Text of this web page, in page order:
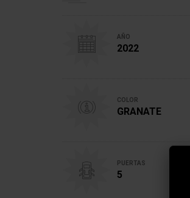
AÑO
2022
COLOR
GRANATE
PUERTAS
5